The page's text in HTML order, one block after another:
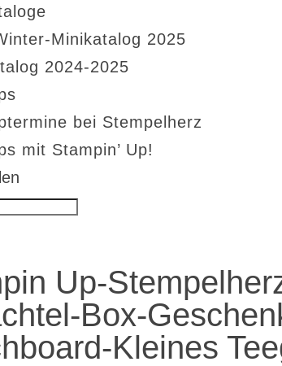
Minikatalog 2025
2024-2025
bei Stempelherz
mit Stampin’ Up!
Up-
Box-
Kleines